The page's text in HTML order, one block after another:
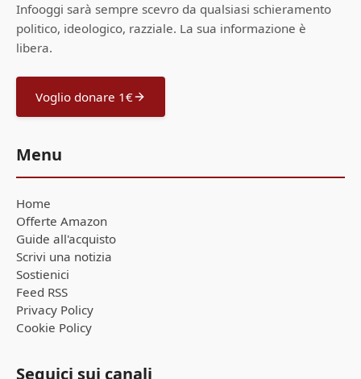
Infooggi sarà sempre scevro da qualsiasi schieramento
politico, ideologico, razziale. La sua informazione è
libera.
Voglio donare 1€
Menu
Home
Offerte Amazon
Guide all'acquisto
Scrivi una notizia
Sostienici
Feed RSS
Privacy Policy
Cookie Policy
Seguici sui canali